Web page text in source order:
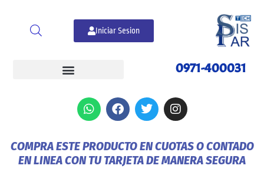
contenido
Iniciar Sesion
0971-400031
W
h
s
a
F
a
b
o
T
w
t
e
I
n
a
g
COMPRA ESTE PRODUCTO EN CUOTAS O CONTADO
EN LINEA CON TU TARJETA DE MANERA SEGURA